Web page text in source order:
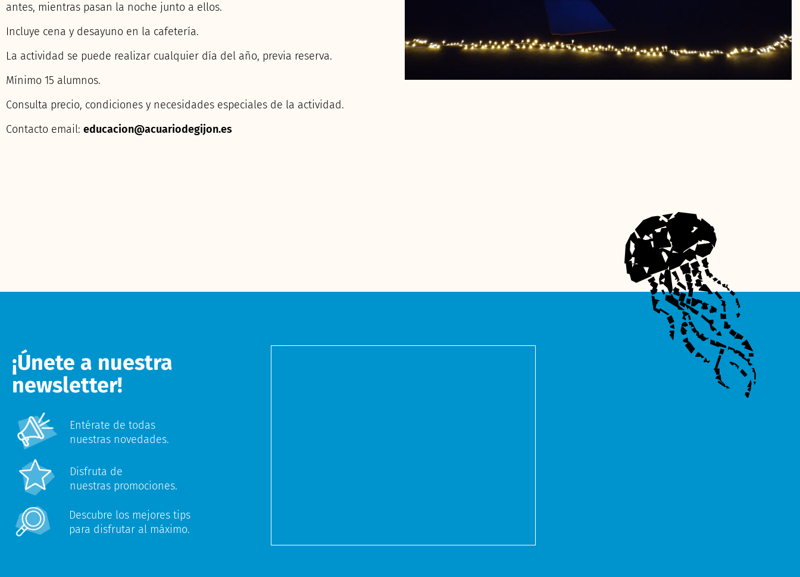
antes, mientras pasan la noche junto a ellos.
Incluye cena y desayuno en la cafetería.
La actividad se puede realizar cualquier día del año, previa reserva.
Mínimo 15 alumnos.
Consulta precio, condiciones y necesidades especiales de la actividad.
Contacto email: educacion@acuariodegijon.es
¡Únete a nuestra
newsletter!
Entérate de todas
nuestras novedades.
Disfruta de
nuestras promociones.
Descubre los mejores tips
para disfrutar al máximo.